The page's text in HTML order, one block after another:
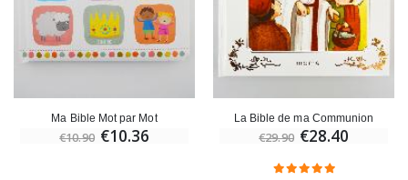
Ma Bible Mot par Mot
€10.90 €10.36
La Bible de ma Communion
€29.90 €28.40